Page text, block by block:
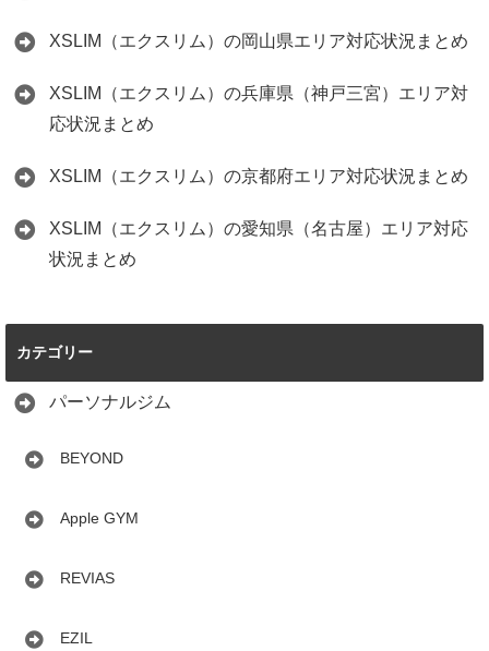
XSLIM（エクスリム）の岡山県エリア対応状況まとめ
XSLIM（エクスリム）の兵庫県（神戸三宮）エリア対
応状況まとめ
XSLIM（エクスリム）の京都府エリア対応状況まとめ
XSLIM（エクスリム）の愛知県（名古屋）エリア対応
状況まとめ
カテゴリー
パーソナルジム
BEYOND
Apple GYM
REVIAS
EZIL